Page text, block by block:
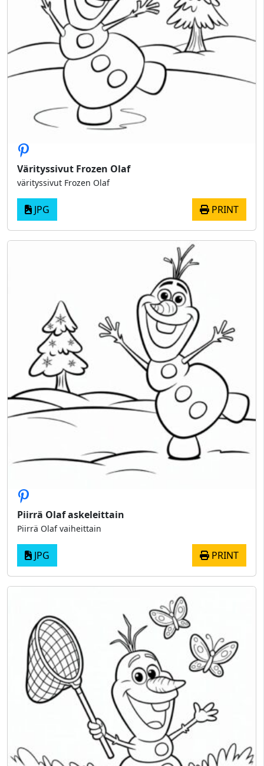
Värityssivut Frozen Olaf
värityssivut Frozen Olaf
JPG PRINT
Piirrä Olaf askeleittain
Piirrä Olaf vaiheittain
JPG PRINT